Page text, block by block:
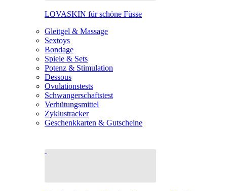
LOVASKIN für schöne Füsse
Gleitgel & Massage
Sextoys
Bondage
Spiele & Sets
Potenz & Stimulation
Dessous
Ovulationstests
Schwangerschaftstest
Verhütungsmittel
Zyklustracker
Geschenkkarten & Gutscheine